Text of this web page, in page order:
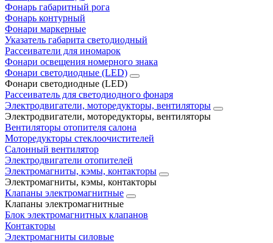
Фонарь габаритный рога
Фонарь контурный
Фонари маркерные
Указатель габарита светодиодный
Рассеиватели для иномарок
Фонари освещения номерного знака
Фонари светодиодные (LED)
Фонари светодиодные (LED)
Рассеиватель для светодиодного фонаря
Электродвигатели, моторедукторы, вентиляторы
Электродвигатели, моторедукторы, вентиляторы
Вентиляторы отопителя салона
Моторедукторы стеклоочистителей
Салонный вентилятор
Электродвигатели отопителей
Электромагниты, кэмы, контакторы
Электромагниты, кэмы, контакторы
Клапаны электромагнитные
Клапаны электромагнитные
Блок электромагнитных клапанов
Контакторы
Электромагниты силовые